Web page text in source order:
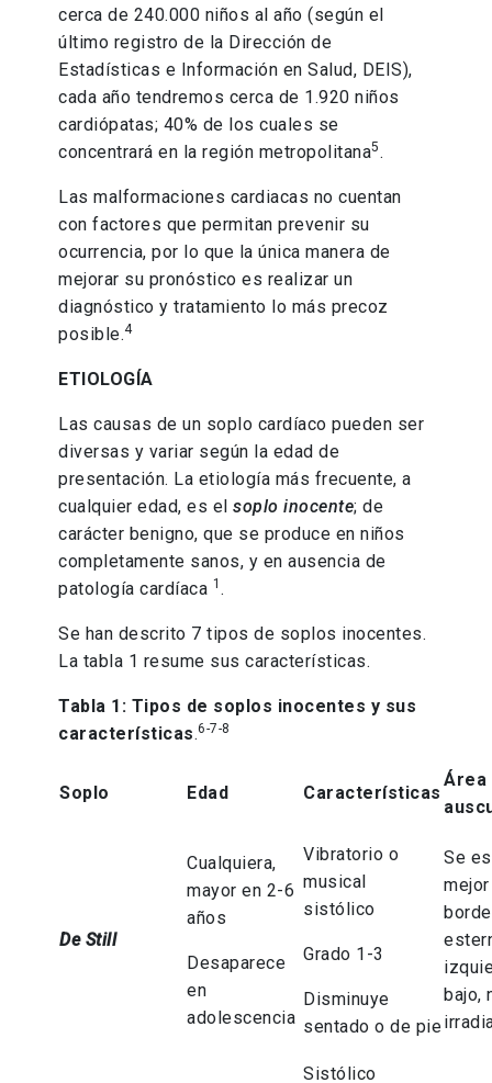
cerca de 240.000 niños al año (según el
último registro de la Dirección de
Estadísticas e Información en Salud, DEIS),
cada año tendremos cerca de 1.920 niños
cardiópatas; 40% de los cuales se
concentrará en la región metropolitana5.
Las malformaciones cardiacas no cuentan
con factores que permitan prevenir su
ocurrencia, por lo que la única manera de
mejorar su pronóstico es realizar un
diagnóstico y tratamiento lo más precoz
posible.4
ETIOLOGÍA
Las causas de un soplo cardíaco pueden ser
diversas y variar según la edad de
presentación. La etiología más frecuente, a
cualquier edad, es elsoplo inocente; de
carácter benigno, que se produce en niños
completamente sanos, y en ausencia de
patología cardíaca 1 .
Se han descrito 7 tipos de soplos inocentes.
La tabla 1 resume sus características.
Tabla 1: Tipos de soplos inocentes y sus
características.6-7-8
Soplo Edad Características
Área
De Still
Cualquiera,
mayor en 2-6
años
Desaparece
en
adolescencia
Vibratorio o
musical
sistólico
Grado 1-3
Disminuye
sentado o de pie
Se
borde
bajo,
Sistólico